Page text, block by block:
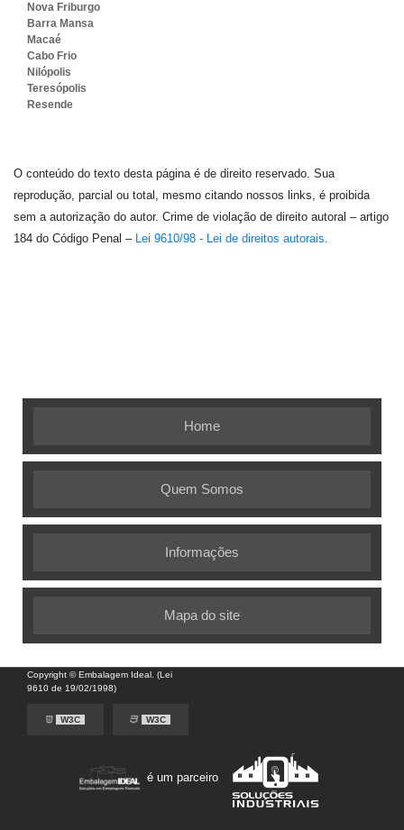
Nova Friburgo
Barra Mansa
Macaé
Cabo Frio
Nilópolis
Teresópolis
Resende
O conteúdo do texto desta página é de direito reservado. Sua
reprodução, parcial ou total, mesmo citando nossos links, é proibida
sem a autorização do autor. Crime de violação de direito autoral – artigo
184 do Código Penal – Lei 9610/98 - Lei de direitos autorais.
Home
Quem Somos
Informações
Mapa do site
Copyright © Embalagem Ideal. (Lei
9610 de 19/02/1998)
W3C W3C
é um parceiro